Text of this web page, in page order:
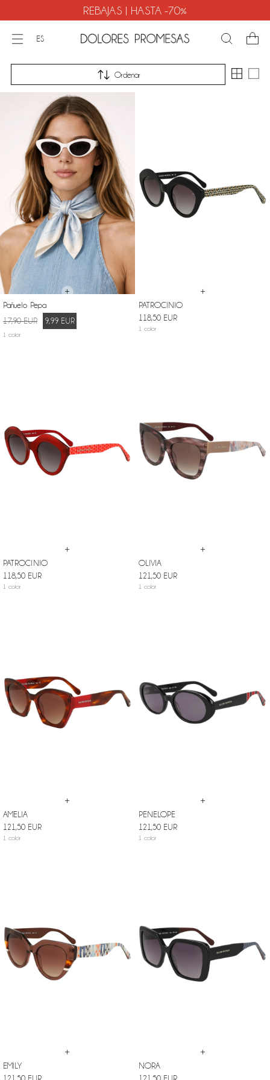
REBAJAS | HASTA -70%
ES
Ordenar
+
Pañuelo Pepa
Precio
17,90 EUR 9,99 EUR
1 color
+
PATROCINIO
118,50 EUR
1 color
+
PATROCINIO
118,50 EUR
1 color
+
OLIVIA
121,50 EUR
1 color
+
AMELIA
121,50 EUR
1 color
+
PENELOPE
121,50 EUR
1 color
+
EMILY
121,50 EUR
+
NORA
121,50 EUR